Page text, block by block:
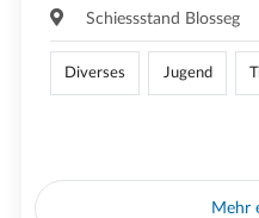
Schiessstand Blosseg
Diverses Jugend
Mehr